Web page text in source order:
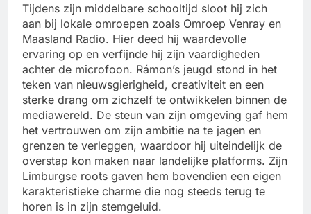
Tijdens zijn middelbare schooltijd sloot hij zich
aan bij lokale omroepen zoals Omroep Venray en
Maasland Radio. Hier deed hij waardevolle
ervaring op en verfijnde hij zijn vaardigheden
achter de microfoon. Rámon’s jeugd stond in het
teken van nieuwsgierigheid, creativiteit en een
sterke drang om zichzelf te ontwikkelen binnen de
mediawereld. De steun van zijn omgeving gaf hem
het vertrouwen om zijn ambitie na te jagen en
grenzen te verleggen, waardoor hij uiteindelijk de
overstap kon maken naar landelijke platforms. Zijn
Limburgse roots gaven hem bovendien een eigen
karakteristieke charme die nog steeds terug te
horen is in zijn stemgeluid.